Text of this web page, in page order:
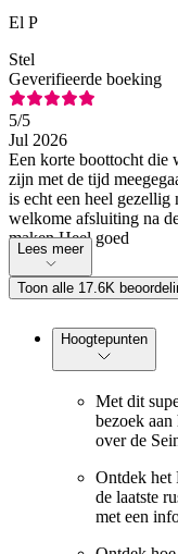
El P
Stel
Geverifieerde boeking
5/5
Jul 2026
Een korte boottocht die
zijn met de tijd
is echt een heel gezellig
welkome afsluiting na
maken Heel goed
Lees meer
Toon alle 17.6K
Hoogtepunten
Met dit
bezoek
over de
Ontdek het
de laatste
met een